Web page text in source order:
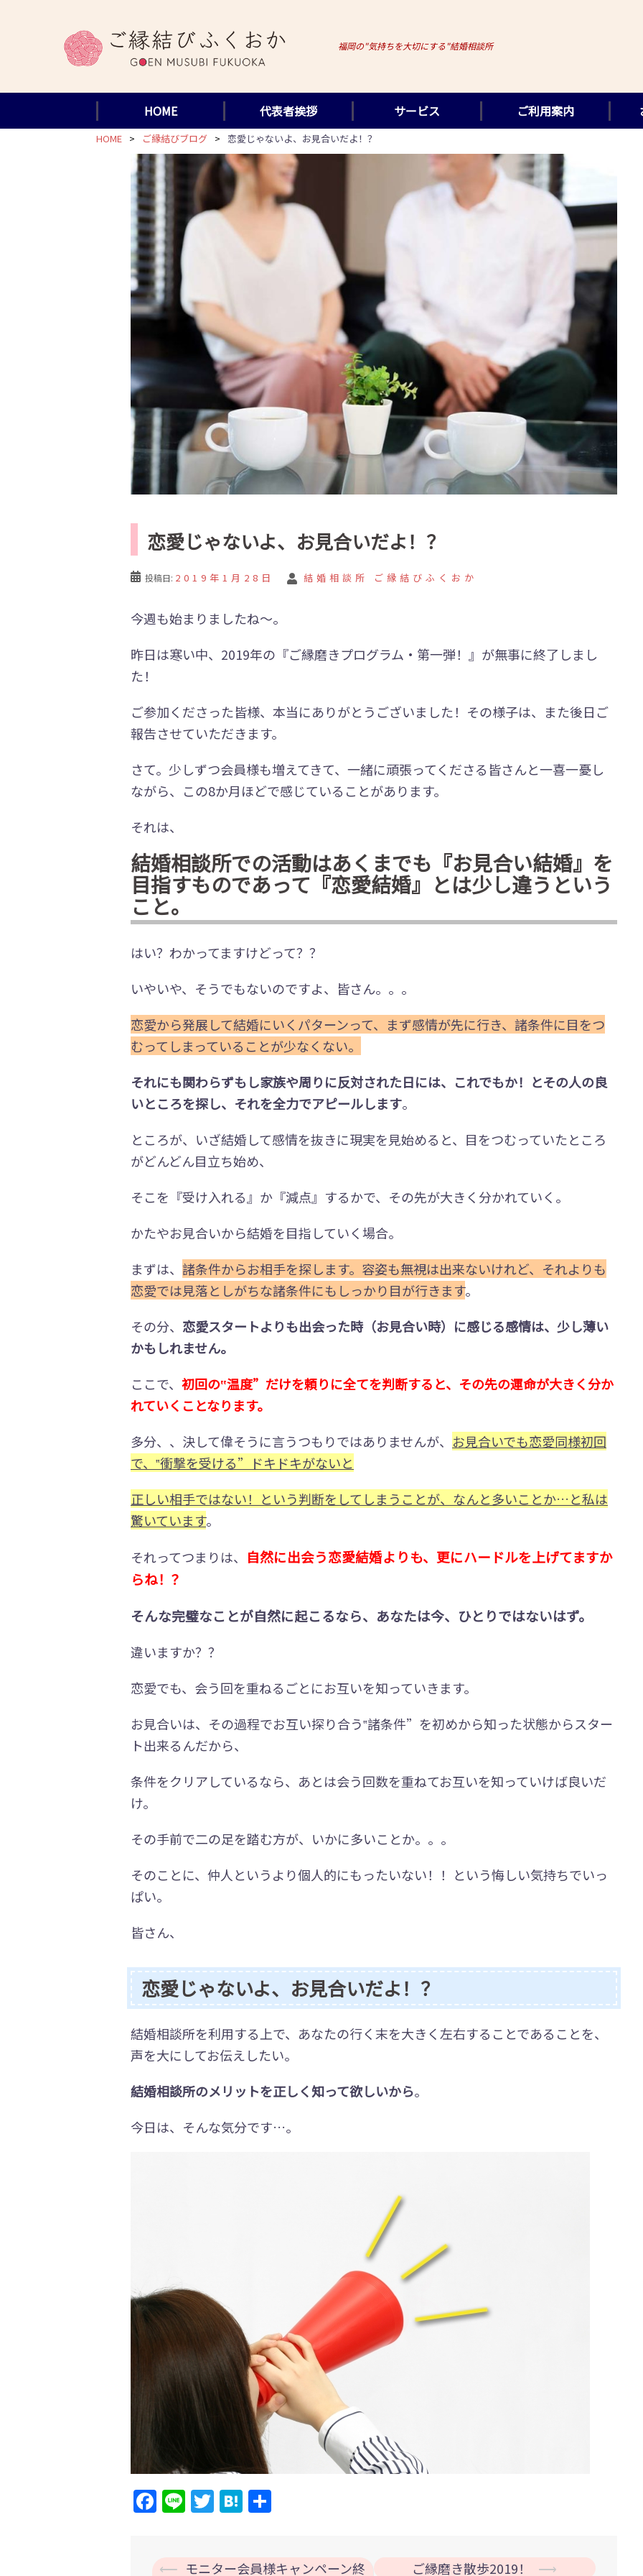
ツ
福岡の"気持ちを大切にする"結婚相談所
HOME 代表者挨拶 サービス ご利用案内
HOME ご縁結びブログ 恋愛じゃないよ、お見合いだよ！？
恋愛じゃないよ、お見合いだよ！？
投稿日: 2019年1月28日 結婚相談所 ご縁結びふくおか
今週も始まりましたね～。
昨日は寒い中、2019年の『ご縁磨きプログラム・第一弾！』が無事に終了しまし
た！
ご参加くださった皆様、本当にありがとうございました！その様子は、また後日ご
報告させていただきます。
さて。少しずつ会員様も増えてきて、一緒に頑張ってくださる皆さんと一喜一憂し
ながら、この8か月ほどで感じていることがあります。
それは、
結婚相談所での活動はあくまでも『お見合い結婚』を
目指すものであって『恋愛結婚』とは少し違うという
こと。
はい？わかってますけどって？？
いやいや、そうでもないのですよ、皆さん。。。
恋愛から発展して結婚にいくパターンって、まず感情が先に行き、諸条件に目をつ
むってしまっていることが少なくない。
それにも関わらずもし家族や周りに反対された日には、これでもか！とその人の良
いところを探し、それを全力でアピールします。
ところが、いざ結婚して感情を抜きに現実を見始めると、目をつむっていたところ
がどんどん目立ち始め、
そこを『受け入れる』か『減点』するかで、その先が大きく分かれていく。
かたやお見合いから結婚を目指していく場合。
まずは、 諸条件からお相手を探します。容姿も無視は出来ないけれど、それよりも
恋愛では見落としがちな諸条件にもしっかり目が行きます。
その分、 恋愛スタートよりも出会った時（お見合い時）に感じる感情は、少し薄い
かもしれません。
ここで、 初回の‟温度”だけを頼りに全てを判断すると、その先の運命が大きく分か
れていくことなります。
多分、、決して偉そうに言うつもりではありませんが、 お見合いでも恋愛同様初回
で、‟衝撃を受ける”ドキドキがないと
正しい相手ではない！という判断をしてしまうことが、なんと多いことか…と私は
驚いています。
それってつまりは、
自然に出会う恋愛結婚よりも、更にハードルを上げてますか
らね！？
そんな完璧なことが自然に起こるなら、あなたは今、ひとりではないはず。
違いますか？？
恋愛でも、会う回を重ねるごとにお互いを知っていきます。
お見合いは、その過程でお互い探り合う‟諸条件”を初めから知った状態からスター
ト出来るんだから、
条件をクリアしているなら、あとは会う回数を重ねてお互いを知っていけば良いだ
け。
その手前で二の足を踏む方が、いかに多いことか。。。
そのことに、仲人というより個人的にもったいない！！という悔しい気持ちでいっ
ぱい。
皆さん、
恋愛じゃないよ、お見合いだよ！？
結婚相談所を利用する上で、あなたの行く末を大きく左右することであることを、
声を大にしてお伝えしたい。
結婚相談所のメリットを正しく知って欲しいから。
今日は、そんな気分です…。
Facebook
LineTwitterHatena
投
⟵ モニター会員様キャンペーン終 ご縁磨き散歩2019！ ⟶